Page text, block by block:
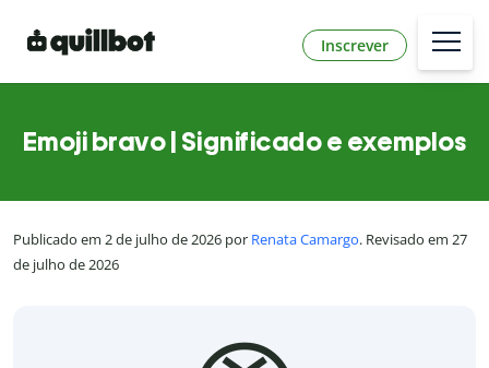
Inscrever
Emoji bravo | Significado e exemplos
Publicado em 2 de julho de 2026 por Renata Camargo. Revisado em 27
de julho de 2026